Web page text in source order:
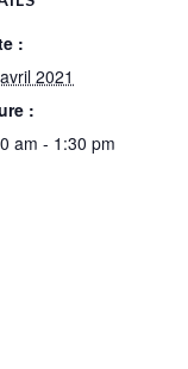
:
2021
:
am - 1:30 pm